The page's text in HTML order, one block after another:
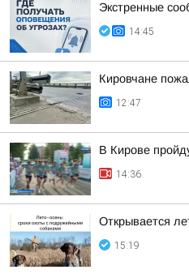
Экстренные
14:45
Кировчане
12:47
В Кирове
14:36
Открывается
15:19